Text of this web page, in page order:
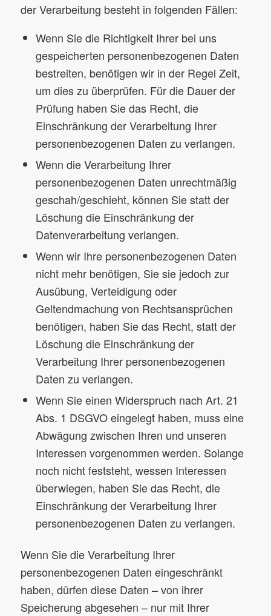
der Verarbeitung besteht in folgenden Fällen:
Wenn Sie die Richtigkeit Ihrer bei uns
gespeicherten personenbezogenen Daten
bestreiten, benötigen wir in der Regel Zeit,
um dies zu überprüfen. Für die Dauer der
Prüfung haben Sie das Recht, die
Einschränkung der Verarbeitung Ihrer
personenbezogenen Daten zu verlangen.
Wenn die Verarbeitung Ihrer
personenbezogenen Daten unrechtmäßig
geschah/geschieht, können Sie statt der
Löschung die Einschränkung der
Datenverarbeitung verlangen.
Wenn wir Ihre personenbezogenen Daten
nicht mehr benötigen, Sie sie jedoch zur
Ausübung, Verteidigung oder
Geltendmachung von Rechtsansprüchen
benötigen, haben Sie das Recht, statt der
Löschung die Einschränkung der
Verarbeitung Ihrer personenbezogenen
Daten zu verlangen.
Wenn Sie einen Widerspruch nach Art. 21
Abs. 1 DSGVO eingelegt haben, muss eine
Abwägung zwischen Ihren und unseren
Interessen vorgenommen werden. Solange
noch nicht feststeht, wessen Interessen
überwiegen, haben Sie das Recht, die
Einschränkung der Verarbeitung Ihrer
personenbezogenen Daten zu verlangen.
Wenn Sie die Verarbeitung Ihrer
personenbezogenen Daten eingeschränkt
haben, dürfen diese Daten – von ihrer
Speicherung abgesehen – nur mit Ihrer